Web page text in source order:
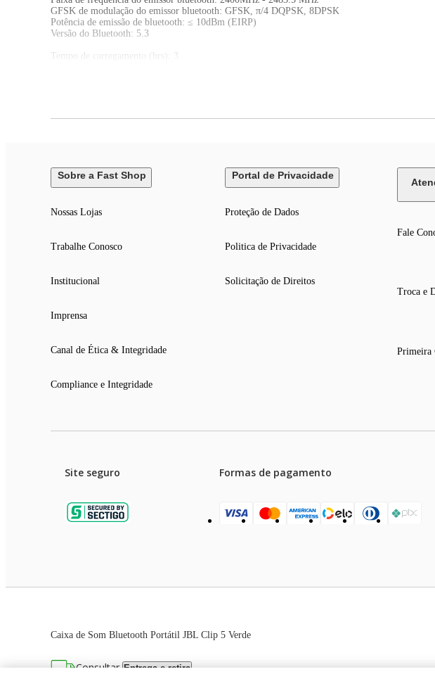
Caixa de Som Bluetooth Portátil JBL Clip 5 Verde
Consultar Entrega e retira
GFSK de modulação do emissor bluetooth: GFSK, π/4 DQPSK, 8DPSK
Potência de emissão de bluetooth: ≤ 10dBm (EIRP)
Versão do Bluetooth: 5.3
Tempo de carregamento (hrs): 3
Sobre a Fast Shop
Nossas Lojas
Trabalhe Conosco
Institucional
Imprensa
Canal de Ética & Integridade
Compliance e Integridade
Portal de Privacidade
Proteção de Dados
Politica de Privacidade
Solicitação de Direitos
Fale
Troca e
Primeira
Site seguro Formas de pagamento
Preços e condições de pagamento válidos
As imagens dos produtos são meramente ilustrativas. Todos os preços e